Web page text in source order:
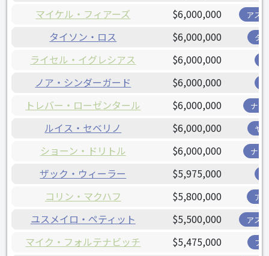
マイケル・フィアーズ $6,000,000 アス
タイソン・ロス $6,000,000 タ
ライセル・イグレシアス $6,000,000
ノア・シンダーガード $6,000,000
トレバー・ローゼンタール $6,000,000 ナシ
ルイス・セベリノ $6,000,000 ヤ
ショーン・ドリトル $6,000,000 ナシ
ザック・ウィーラー $5,975,000
コリン・マクハフ $5,800,000 ア
ユスメイロ・ペティット $5,500,000 アス
マイク・フォルテナビッチ $5,475,000 ブ